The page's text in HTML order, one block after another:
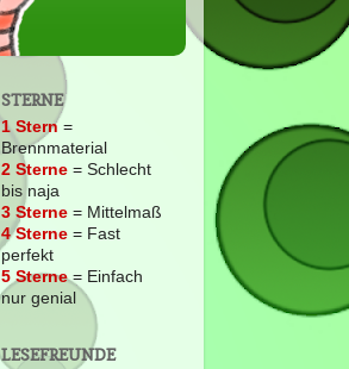
STERNE
1 Stern =
Brennmaterial
2 Sterne = Schlecht
bis naja
3 Sterne = Mittelmaß
4 Sterne = Fast
perfekt
5 Sterne= Einfach
nur genial
LESEFREUNDE